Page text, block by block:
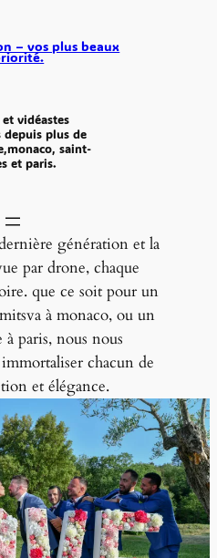
– vos plus beaux
vidéastes
depuis plus de
saint-
et paris.
génération et la
par drone, chaque
que ce soit pour un
à monaco, ou un
paris, nous nous
chacun de
et élégance.